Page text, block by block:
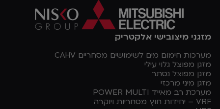
מזגני מיצובישי אלקטריק
מערכות חימום מים לשימושים מסחריים CAHV
מזגן מפוצל גלוי עילי
מזגן מפוצל נסתר
מזגן מיני מרכזי
מערכת רב מאייד POWER MULTI
VRF – יחידות חוץ מסחריות ויוקרה